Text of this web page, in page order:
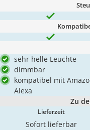
sehr helle Leuchte
dimmbar
kompatibel mit
Alexa
Zu
Lieferzeit
Sofort lieferbar